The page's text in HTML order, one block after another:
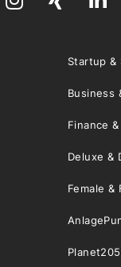
Startup &
Business
Finance
Deluxe &
Female &